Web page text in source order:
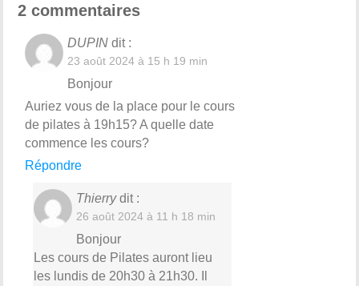
2 commentaires
DUPIN dit :
23 août 2024 à 15 h 19 min
Bonjour
Auriez vous de la place pour le cours
de pilates à 19h15? A quelle date
commence les cours?
Répondre
Thierry dit :
26 août 2024 à 11 h 18 min
Bonjour
Les cours de Pilates auront lieu
les lundis de 20h30 à 21h30. Il